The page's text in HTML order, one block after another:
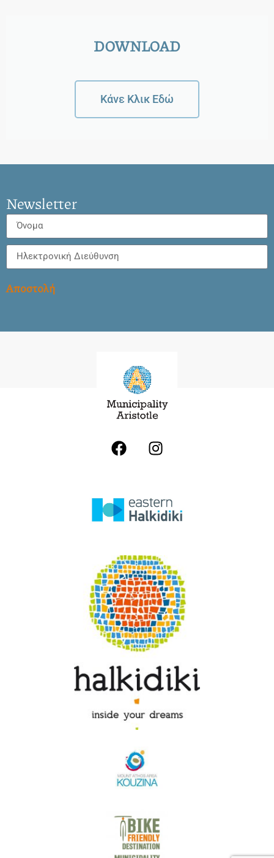
DOWNLOAD
Κάνε Κλικ Εδώ
Newsletter
Αποστολή